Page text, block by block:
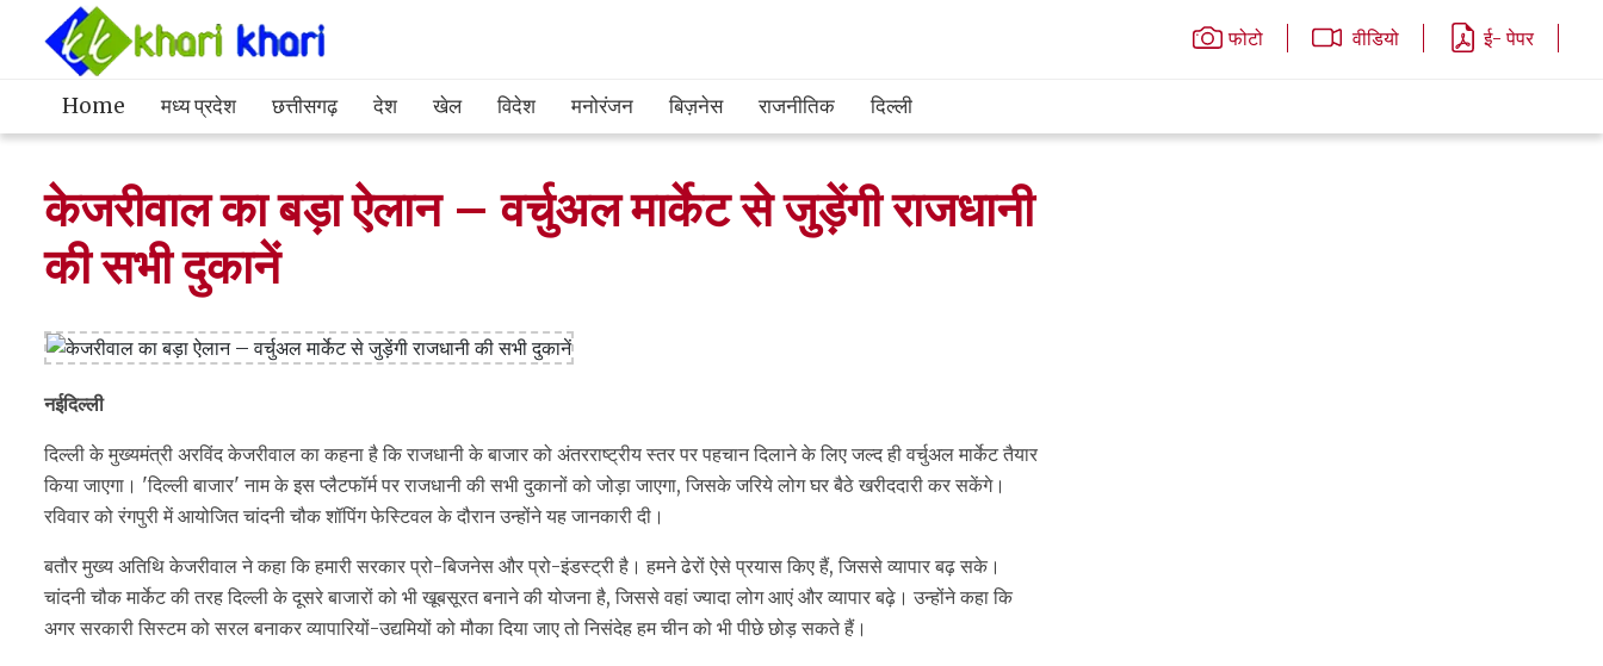
फोटो वीडियो ई- पेपर
Home मध्य प्रदेश छत्तीसगढ़ देश खेल विदेश मनोरंजन बिज़नेस राजनीतिक दिल्ली
केजरीवाल का बड़ा ऐलान – वर्चुअल मार्केट से जुड़ेंगी राजधानी
की सभी दुकानें
नईदिल्ली
दिल्ली के मुख्यमंत्री अरविंद केजरीवाल का कहना है कि राजधानी के बाजार को अंतरराष्ट्रीय स्तर पर पहचान दिलाने के लिए जल्द ही वर्चुअल मार्केट तैयार
किया जाएगा। 'दिल्ली बाजार' नाम के इस प्लैटफॉर्म पर राजधानी की सभी दुकानों को जोड़ा जाएगा, जिसके जरिये लोग घर बैठे खरीददारी कर सकेंगे।
रविवार को रंगपुरी में आयोजित चांदनी चौक शॉपिंग फेस्टिवल के दौरान उन्होंने यह जानकारी दी।
बतौर मुख्य अतिथि केजरीवाल ने कहा कि हमारी सरकार प्रो-बिजनेस और प्रो-इंडस्ट्री है। हमने ढेरों ऐसे प्रयास किए हैं, जिससे व्यापार बढ़ सके।
चांदनी चौक मार्केट की तरह दिल्ली के दूसरे बाजारों को भी खूबसूरत बनाने की योजना है, जिससे वहां ज्यादा लोग आएं और व्यापार बढ़े। उन्होंने कहा कि
अगर सरकारी सिस्टम को सरल बनाकर व्यापारियों-उद्यमियों को मौका दिया जाए तो निसंदेह हम चीन को भी पीछे छोड़ सकते हैं।